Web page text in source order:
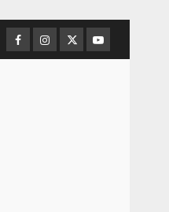
Facebook
Instagram
TwitterYoutube